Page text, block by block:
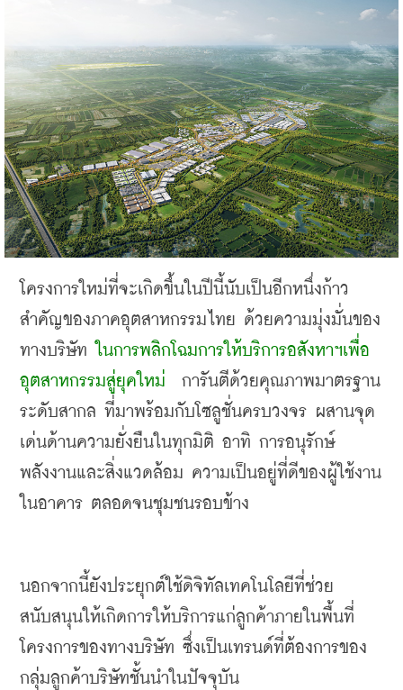
โครงการใหม่ที่จะเกิดขึ้นในปีนี้นับเป็นอีกหนึ่งก้าว
สำคัญของภาคอุตสาหกรรมไทย ด้วยความมุ่งมั่นของ
ทางบริษัท
ในการพลิกโฉมการให้บริการอสังหาฯเพื่อ
อุตสาหกรรมสู่ยุคใหม่
การันตีด้วยคุณภาพมาตรฐาน
ระดับสากล ที่มาพร้อมกับโซลูชั่นครบวงจร ผสานจุด
เด่นด้านความยั่งยืนในทุกมิติ อาทิ การอนุรักษ์
พลังงานและสิ่งแวดล้อม ความเป็นอยู่ที่ดีของผู้ใช้งาน
ในอาคาร ตลอดจนชุมชนรอบข้าง
นอกจากนี้ยังประยุกต์ใช้ดิจิทัลเทคโนโลยีที่ช่วย
สนับสนุนให้เกิดการให้บริการแก่ลูกค้าภายในพื้นที่
โครงการของทางบริษัท ซึ่งเป็นเทรนด์ที่ต้องการของ
กลุ่มลูกค้าบริษัทชั้นนำในปัจจุบัน